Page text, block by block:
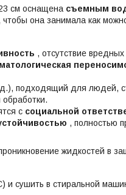
см оснащена съемным
она занимала как
, отсутствие
д.), подходящий для людей,
обработки.
с социальной
, полностью
жидкостей в
и сушить в стиральной